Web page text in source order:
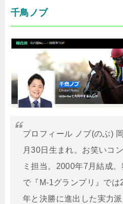
千鳥ノブ
プロフィール ノブ(のぶ)
月30日生まれ。お笑いコ
ミ担当。2000年7月結成
で『M-1グランプリ』で
年と決勝に進出した実力